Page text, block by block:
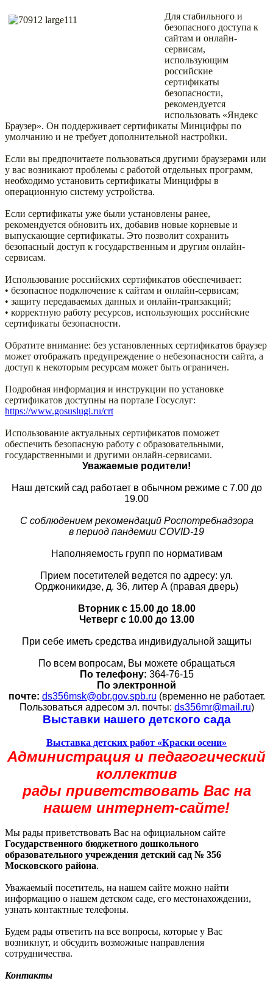
Для стабильного и
безопасного доступа к
сайтам и онлайн-
сервисам,
использующим
российские
сертификаты
безопасности,
рекомендуется
использовать «Яндекс
Браузер». Он поддерживает сертификаты Минцифры по
умолчанию и не требует дополнительной настройки.
Если вы предпочитаете пользоваться другими браузерами или
у вас возникают проблемы с работой отдельных программ,
необходимо установить сертификаты Минцифры в
операционную систему устройства.
Если сертификаты уже были установлены ранее,
рекомендуется обновить их, добавив новые корневые и
выпускающие сертификаты. Это позволит сохранить
безопасный доступ к государственным и другим онлайн-
сервисам.
Использование российских сертификатов обеспечивает:
• безопасное подключение к сайтам и онлайн-сервисам;
• защиту передаваемых данных и онлайн-транзакций;
• корректную работу ресурсов, использующих российские
сертификаты безопасности.
Обратите внимание: без установленных сертификатов браузер
может отображать предупреждение о небезопасности сайта, а
доступ к некоторым ресурсам может быть ограничен.
Подробная информация и инструкции по установке
сертификатов доступны на портале Госуслуг:
https://www.gosuslugi.ru/crt
Использование актуальных сертификатов поможет
обеспечить безопасную работу с образовательными,
государственными и другими онлайн-сервисами.
Уважаемые родители!
Наш детский сад работает в обычном режиме с 7.00 до
19.00
С соблюдением рекомендаций Роспотребнадзора
в период пандемии COVID-19
Наполняемость групп по нормативам
Прием посетителей ведется по адресу: ул.
Орджоникидзе, д. 36, литер А (правая дверь)
Вторник с 15.00 до 18.00
Четверг с 10.00 до 13.00
При себе иметь средства индивидуальной защиты
По всем вопросам, Вы можете обращаться
По телефону: 364-76-15
По электронной
почте: ds356msk@obr.gov.spb.ru (временно не работает.
Пользоваться адресом эл. почты: ds356mr@mail.ru)
Выставки нашего детского сада
Выставка детских работ «Краски осени»
Администрация и педагогический
коллектив
рады приветствовать Вас на
нашем интернет-сайте!
Мы рады приветствовать Вас на официальном сайте
Государственного бюджетного дошкольного
образовательного учреждения детский сад № 356
Московского района.
Уважаемый посетитель, на нашем сайте можно найти
информацию о нашем детском саде, его местонахождении,
узнать контактные телефоны.
Будем рады ответить на все вопросы, которые у Вас
возникнут, и обсудить возможные направления
сотрудничества.
Контакты